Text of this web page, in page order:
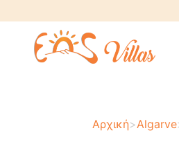
Αρχική>Algarve